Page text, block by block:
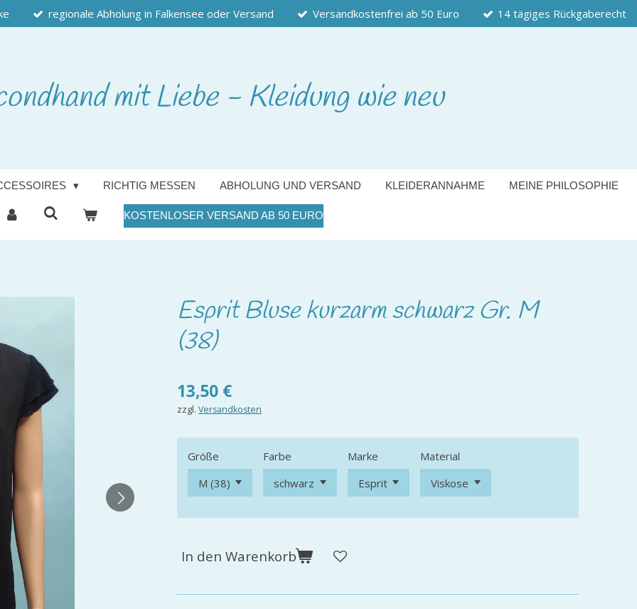
regionale Abholung in Falkensee oder Versand Versandkostenfrei ab 50 Euro 14 tägiges Rückgaberecht
mit Liebe - Kleidung wie neu
RICHTIG MESSEN ABHOLUNG UND VERSAND KLEIDERANNAHME MEINE PHILOSOPHIE
KOSTENLOSER VERSAND AB 50 EURO
Esprit Bluse kurzarm schwarz Gr. M
(38)
13,50 €
zzgl. Versandkosten
Größe Farbe Marke Material
In den Warenkorb